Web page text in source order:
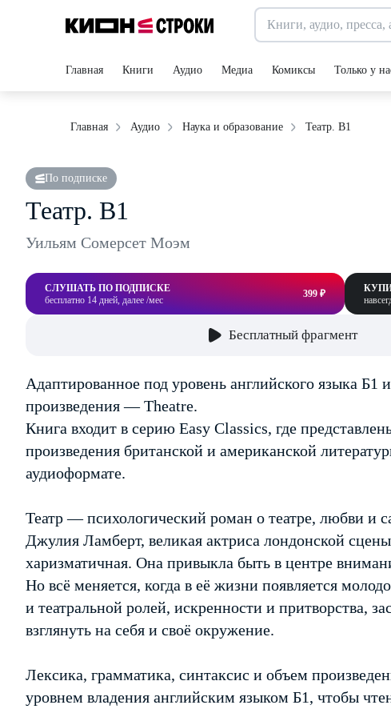
Главная Книги Аудио Медиа Комиксы Только у
Главная Аудио Наука и образование Театр. В1
По подписке
Театр. В1
Уильям Сомерсет Моэм
СЛУШАТЬ ПО ПОДПИСКЕ
бесплатно 14 дней, далее /мес
399 ₽
Бесплатный фрагмент
Адаптированное под уровень английского языка Б1
произведения — Theatre.
Книга входит в серию Easy Classics, где
произведения британской и американской
аудиоформате.
Театр — психологический роман о театре, любви и
Джулия Ламберт, великая актриса лондонской
харизматичная. Она привыкла быть в центре
Но всё меняется, когда в её жизни появляется
и театральной ролей, искренности и притворства,
взглянуть на себя и своё окружение.
Лексика, грамматика, синтаксис и объем
уровнем владения английским языком Б1, чтобы